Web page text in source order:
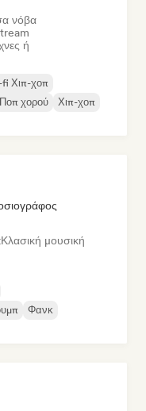
νόβα
ή
Χιπ-χοπ
Ποπ χορού
Χιπ-χοπ
Κλασική μουσική
Φανκ